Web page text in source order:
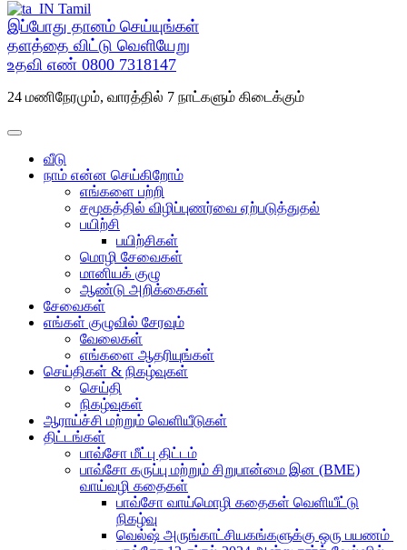
Tamil
இப்போது தானம் செய்யுங்கள்
தளத்தை விட்டு வெளியேறு
உதவி எண் 0800 7318147
24 மணிநேரமும், வாரத்தில் 7 நாட்களும் கிடைக்கும்
வீடு
நாம் என்ன செய்கிறோம்
எங்களை பற்றி
சமூகத்தில் விழிப்புணர்வை ஏற்படுத்துதல்
பயிற்சி
பயிற்சிகள்
மொழி சேவைகள்
மானியக் குழு
ஆண்டு அறிக்கைகள்
சேவைகள்
எங்கள் குழுவில் சேரவும்
வேலைகள்
எங்களை ஆதரியுங்கள்
செய்திகள் & நிகழ்வுகள்
செய்தி
நிகழ்வுகள்
ஆராய்ச்சி மற்றும் வெளியீடுகள்
திட்டங்கள்
பாவ்சோ மீட்பு திட்டம்
பாவ்சோ கருப்பு மற்றும் சிறுபான்மை இன (BME)
வாய்வழி கதைகள்
பாவ்சோ வாய்மொழி கதைகள் வெளியீட்டு
நிகழ்வு
வெல்ஷ் அருங்காட்சியகங்களுக்கு ஒரு பயணம்